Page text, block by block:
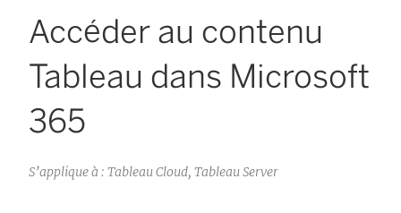
Accéder au contenu
Tableau dans Microsoft
365
S’applique à : Tableau Cloud, Tableau Server